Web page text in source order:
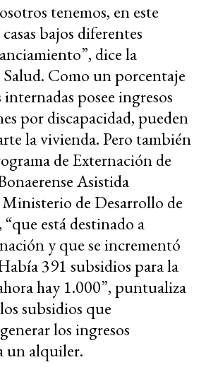
tenemos, en este
bajos diferentes
dice la
Como un porcentaje
internadas posee ingresos
por discapacidad, pueden
la vivienda. Pero también
de Externación de
Asistida
de Desarrollo de
está destinado a
y que se incrementó
391 subsidios para la
hay 1.000”, puntualiza
subsidios que
los ingresos
un alquiler.